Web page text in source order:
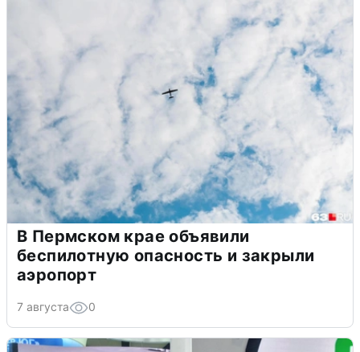
В Пермском крае объявили
беспилотную опасность и закрыли
аэропорт
7 августа 0